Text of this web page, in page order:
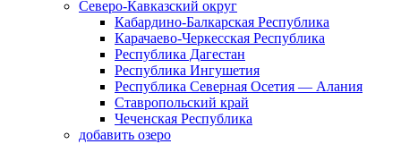
Северо-Кавказский округ
Кабардино-Балкарская Республика
Карачаево-Черкесская Республика
Республика Дагестан
Республика Ингушетия
Республика Северная Осетия — Алания
Ставропольский край
Чеченская Республика
добавить озеро